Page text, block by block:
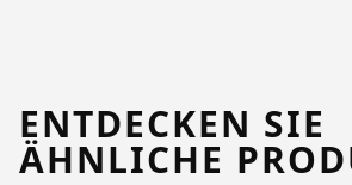
ENTDECKEN SIE
ÄHNLICHE